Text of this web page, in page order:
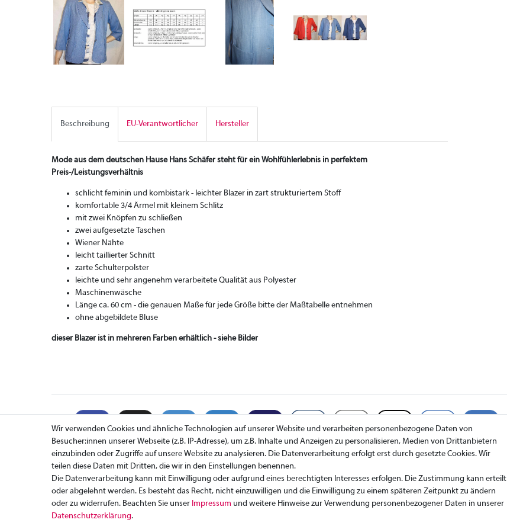
Beschreibung EU-Verantwortlicher Hersteller
Mode aus dem deutschen Hause Hans Schäfer steht für ein Wohlfühlerlebnis in perfektem
Preis-/Leistungsverhältnis
schlicht feminin und kombistark - leichter Blazer in zart strukturiertem Stoff
komfortable 3/4 Ärmel mit kleinem Schlitz
mit zwei Knöpfen zu schließen
zwei aufgesetzte Taschen
Wiener Nähte
leicht taillierter Schnitt
zarte Schulterpolster
leichte und sehr angenehm verarbeitete Qualität aus Polyester
Maschinenwäsche
Länge ca. 60 cm - die genauen Maße für jede Größe bitte der Maßtabelle entnehmen
ohne abgebildete Bluse
dieser Blazer ist in mehreren Farben erhältlich - siehe Bilder
Zahlung
Versand
Rücksendung
Datenschutzerklärung
AGB
Wir verwenden Cookies und ähnliche Technologien auf unserer Website und verarbeiten personenbezogene Daten von
Besucher:innen unserer Webseite (z.B. IP-Adresse), um z.B. Inhalte und Anzeigen zu personalisieren, Medien von Drittanbietern
einzubinden oder Zugriffe auf unsere Website zu analysieren. Die Datenverarbeitung erfolgt erst durch gesetzte Cookies. Wir
teilen diese Daten mit Dritten, die wir in den Einstellungen benennen.
Die Datenverarbeitung kann mit Einwilligung oder aufgrund eines berechtigten Interesses erfolgen. Die Zustimmung kann erteilt
oder abgelehnt werden. Es besteht das Recht, nicht einzuwilligen und die Einwilligung zu einem späteren Zeitpunkt zu ändern
oder zu widerrufen. Beachten Sie unser Impressum und weitere Hinweise zur Verwendung personenbezogener Daten in unserer
Daten­schutz­erklärung.